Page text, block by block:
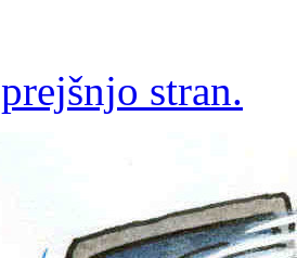
prejšnjo stran.